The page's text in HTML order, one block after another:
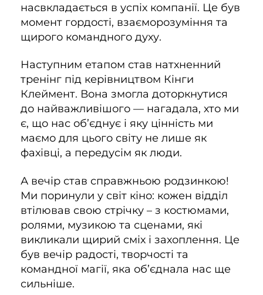
насвкладається в успіх компанії. Це був
момент гордості, взаєморозуміння та
щирого командного духу.
Наступним етапом став натхненний
тренінг під керівництвом Кінги
Клеймент. Вона змогла доторкнутися
до найважливішого — нагадала, хто ми
є, що нас об’єднує і яку цінність ми
маємо для цього світу не лише як
фахівці, а передусім як люди.
А вечір став справжньою родзинкою!
Ми поринули у світ кіно: кожен відділ
втілював свою стрічку – з костюмами,
ролями, музикою та сценами, які
викликали щирий сміх і захоплення. Це
був вечір радості, творчості та
командної магії, яка об’єднала нас ще
сильніше.